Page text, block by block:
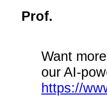
Prof.
Want
our AI-
https://